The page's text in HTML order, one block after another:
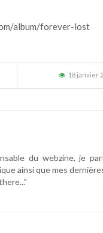
album/forever-lost
18 janvier
du webzine, je
ainsi que mes